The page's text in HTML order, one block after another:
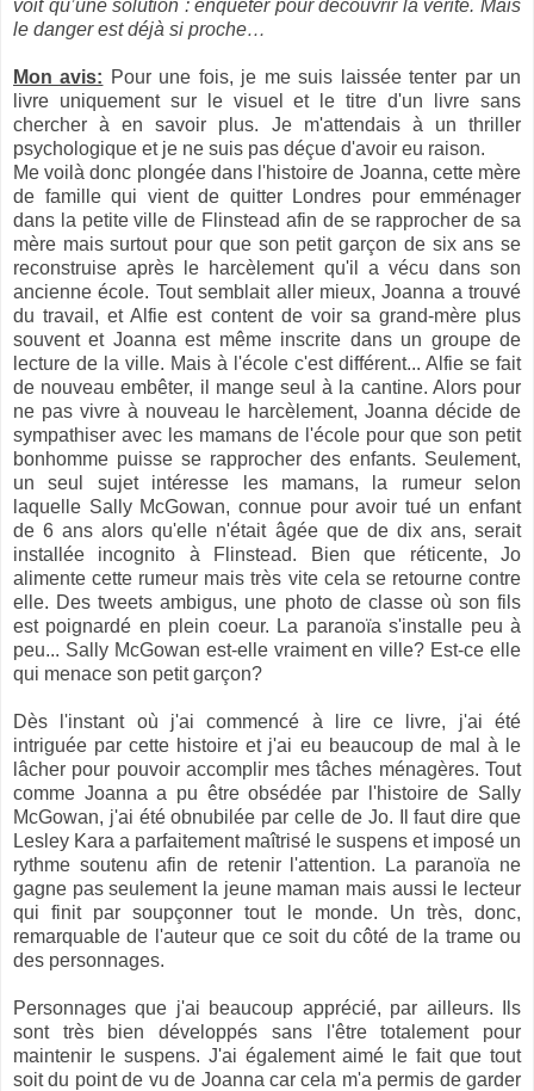
voit qu’une solution : enquêter pour découvrir la vérité. Mais
le danger est déjà si proche…
Mon avis: Pour une fois, je me suis laissée tenter par un
livre uniquement sur le visuel et le titre d'un livre sans
chercher à en savoir plus. Je m'attendais à un thriller
psychologique et je ne suis pas déçue d'avoir eu raison.
Me voilà donc plongée dans l'histoire de Joanna, cette mère
de famille qui vient de quitter Londres pour emménager
dans la petite ville de Flinstead afin de se rapprocher de sa
mère mais surtout pour que son petit garçon de six ans se
reconstruise après le harcèlement qu'il a vécu dans son
ancienne école. Tout semblait aller mieux, Joanna a trouvé
du travail, et Alfie est content de voir sa grand-mère plus
souvent et Joanna est même inscrite dans un groupe de
lecture de la ville. Mais à l'école c'est différent... Alfie se fait
de nouveau embêter, il mange seul à la cantine. Alors pour
ne pas vivre à nouveau le harcèlement, Joanna décide de
sympathiser avec les mamans de l'école pour que son petit
bonhomme puisse se rapprocher des enfants. Seulement,
un seul sujet intéresse les mamans, la rumeur selon
laquelle Sally McGowan, connue pour avoir tué un enfant
de 6 ans alors qu'elle n'était âgée que de dix ans, serait
installée incognito à Flinstead. Bien que réticente, Jo
alimente cette rumeur mais très vite cela se retourne contre
elle. Des tweets ambigus, une photo de classe où son fils
est poignardé en plein coeur. La paranoïa s'installe peu à
peu... Sally McGowan est-elle vraiment en ville? Est-ce elle
qui menace son petit garçon?
Dès l'instant où j'ai commencé à lire ce livre, j'ai été
intriguée par cette histoire et j'ai eu beaucoup de mal à le
lâcher pour pouvoir accomplir mes tâches ménagères. Tout
comme Joanna a pu être obsédée par l'histoire de Sally
McGowan, j'ai été obnubilée par celle de Jo. Il faut dire que
Lesley Kara a parfaitement maîtrisé le suspens et imposé un
rythme soutenu afin de retenir l'attention. La paranoïa ne
gagne pas seulement la jeune maman mais aussi le lecteur
qui finit par soupçonner tout le monde. Un très, donc,
remarquable de l'auteur que ce soit du côté de la trame ou
des personnages.
Personnages que j'ai beaucoup apprécié, par ailleurs. Ils
sont très bien développés sans l'être totalement pour
maintenir le suspens. J'ai également aimé le fait que tout
soit du point de vu de Joanna car cela m'a permis de garder